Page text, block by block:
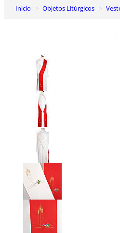
Inicio Objetos Litúrgicos
Previous